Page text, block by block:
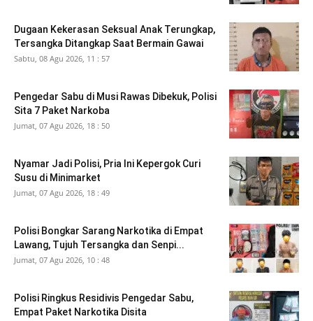
Dugaan Kekerasan Seksual Anak Terungkap,
Tersangka Ditangkap Saat Bermain Gawai
Sabtu, 08 Agu 2026, 11 : 57
Pengedar Sabu di Musi Rawas Dibekuk, Polisi
Sita 7 Paket Narkoba
Jumat, 07 Agu 2026, 18 : 50
Nyamar Jadi Polisi, Pria Ini Kepergok Curi
Susu di Minimarket
Jumat, 07 Agu 2026, 18 : 49
Polisi Bongkar Sarang Narkotika di Empat
Lawang, Tujuh Tersangka dan Senpi...
Jumat, 07 Agu 2026, 10 : 48
Polisi Ringkus Residivis Pengedar Sabu,
Empat Paket Narkotika Disita